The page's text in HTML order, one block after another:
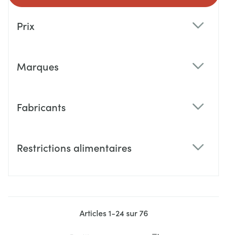
Prix
Marques
Fabricants
Restrictions alimentaires
Articles1-24sur76